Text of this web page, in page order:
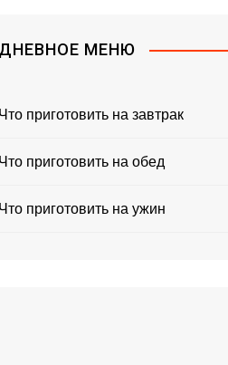
МЕНЮ
приготовить на завтрак
приготовить на обед
приготовить на ужин